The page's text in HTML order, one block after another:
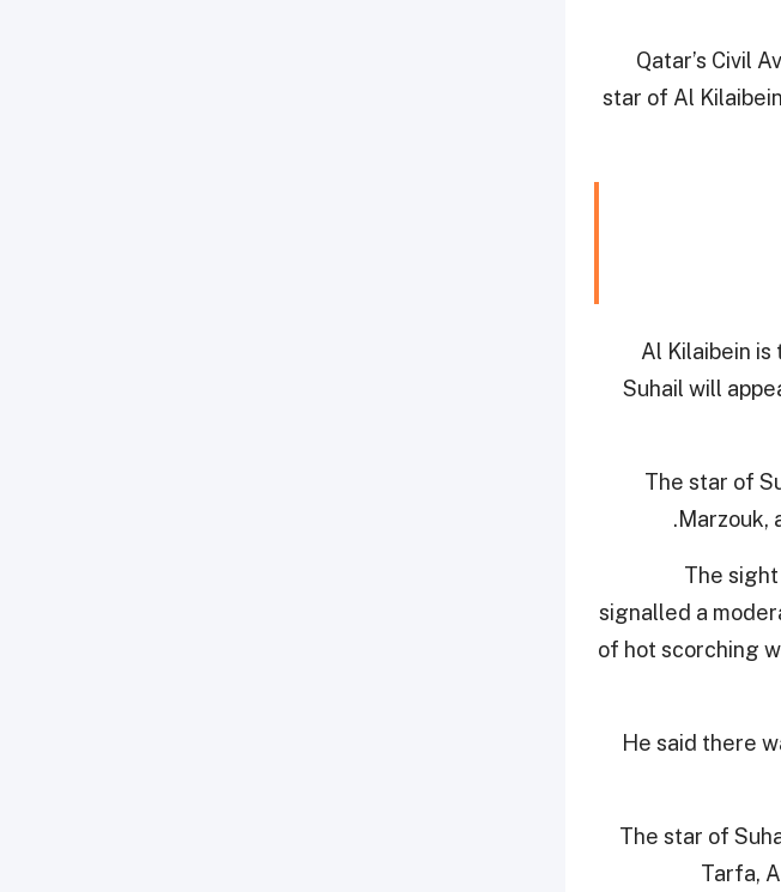
Qatar’s Civil
star of Al
Al Kilaibein is
Suhail will
“The star of
Marzouk,
“The
signalled a
of hot scorching
He said there
The star of
Tarfa,